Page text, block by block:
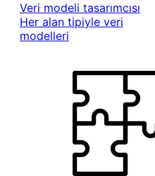
Veri modeli tasarımcısı
Her alan tipiyle veri
modelleri